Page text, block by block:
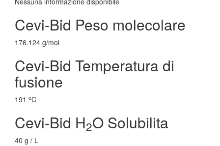
Cevi-Bid Peso molecolare
176.124 g/mol
Cevi-Bid Temperatura di
fusione
191 oC
Cevi-Bid H2O Solubilita
40 g / L